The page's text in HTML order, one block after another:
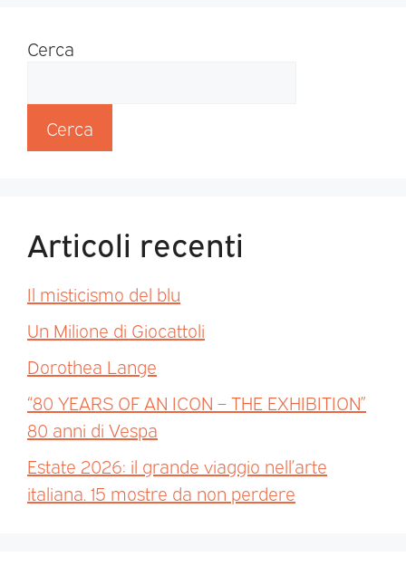
Cerca
Cerca
Articoli recenti
Il misticismo del blu
Un Milione di Giocattoli
Dorothea Lange
“80 YEARS OF AN ICON – THE EXHIBITION”
80 anni di Vespa
Estate 2026: il grande viaggio nell’arte
italiana. 15 mostre da non perdere